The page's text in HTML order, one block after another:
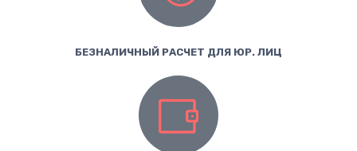
БЕЗНАЛИЧНЫЙ РАСЧЕТ ДЛЯ ЮР. ЛИЦ